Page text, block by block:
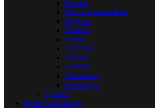
Bomba
Chave Comutadora
Registro
Resistor
Sensor
Terminal
Tiristor
Tomada
Transdutor
Centrifugo
Tyristor
Botões e Sinaleiro